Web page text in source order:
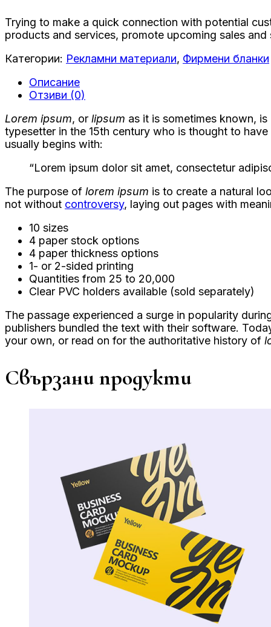
Trying to make a quick connection with potential
products and services, promote upcoming sales
Категории: Рекламни материали, Фирмени бланки
Описание
Отзиви (0)
Lorem ipsum, or lipsum as it is sometimes known,
typesetter in the 15th century who is thought to
usually begins with:
“Lorem ipsum dolor sit amet, consectetur
The purpose of lorem ipsum is to create a natural
not without controversy, laying out pages with
10 sizes
4 paper stock options
4 paper thickness options
1- or 2-sided printing
Quantities from 25 to 20,000
Clear PVC holders available (sold separately)
The passage experienced a surge in popularity
publishers bundled the text with their software.
your own, or read on for the authoritative history of
Свързани продукти